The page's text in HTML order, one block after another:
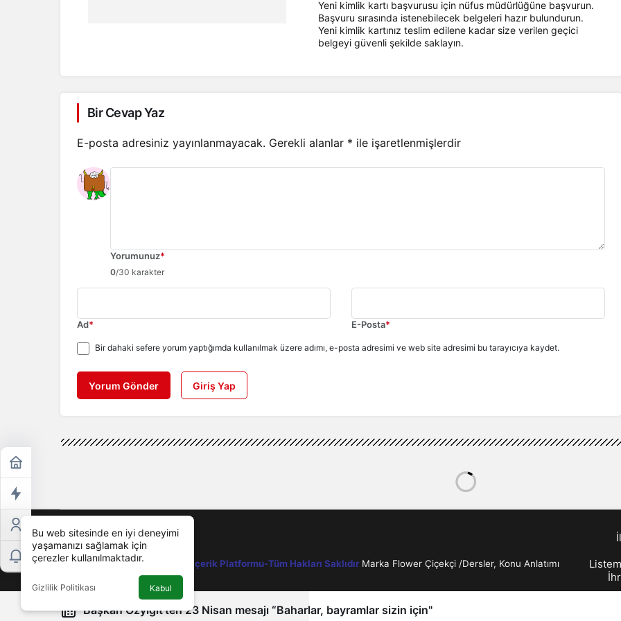
Başkan Özyiğit'ten 23 Nisan mesajı “Baharlar, bayramlar sizin için"
Yeni kimlik kartı başvurusu için nüfus müdürlüğüne başvurun.
Başvuru sırasında istenebilecek belgeleri hazır bulundurun.
Yeni kimlik kartınız teslim edilene kadar size verilen geçici
belgeyi güvenli şekilde saklayın.
Bir Cevap Yaz
E-posta adresiniz yayınlanmayacak. Gerekli alanlar * ile işaretlenmişlerdir
Yorumunuz*
0/30 karakter
Ad* E-Posta*
Bir dahaki sefere yorum yaptığımda kullanılmak üzere adımı, e-posta adresimi ve web site adresimi bu tarayıcıya kaydet.
Yorum Gönder Giriş Yap
Bu web sitesinde en iyi deneyimi
yaşamanızı sağlamak için
çerezler kullanılmaktadır.
Gizlilik Politikası Kabul
© Liste Makale-En İyi Sosyal İçerik Platformu-Tüm Hakları Saklıdır Marka Flower Çiçekçi /Dersler, Konu Anlatımı